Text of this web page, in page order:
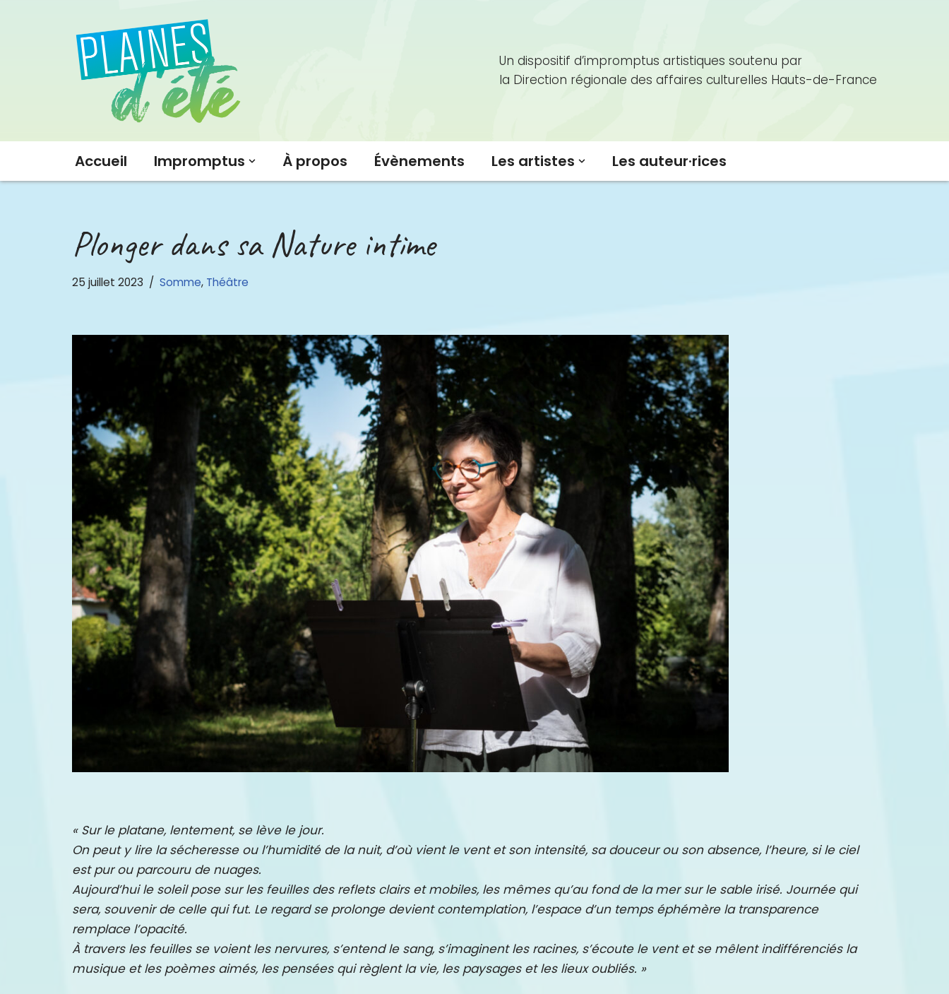
Un dispositif d’impromptus artistiques soutenu par
la Direction régionale des affaires culturelles Hauts-de-France
Accueil Impromptus À propos Évènements Les artistes Les auteur·rices
Plonger dans sa Nature intime
25 juillet 2023 Somme, Théâtre
« Sur le platane, lentement, se lève le jour.
On peut y lire la sécheresse ou l’humidité de la nuit, d’où vient le vent et son intensité, sa douceur ou son absence, l’heure, si le ciel
est pur ou parcouru de nuages.
Aujourd’hui le soleil pose sur les feuilles des reflets clairs et mobiles, les mêmes qu’au fond de la mer sur le sable irisé. Journée qui
sera, souvenir de celle qui fut. Le regard se prolonge devient contemplation, l’espace d’un temps éphémère la transparence
remplace l’opacité.
À travers les feuilles se voient les nervures, s’entend le sang, s’imaginent les racines, s’écoute le vent et se mêlent indifférenciés la
musique et les poèmes aimés, les pensées qui règlent la vie, les paysages et les lieux oubliés. »